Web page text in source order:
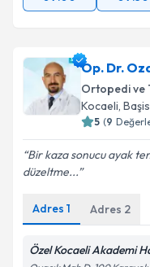
09:00 09:30
Op. Dr.
Ortopedi ve
Kocaeli,
(
Bir kaza sonucu ayak
düzeltme...
Adres 1 Adres 2
Özel Kocaeli Akademi